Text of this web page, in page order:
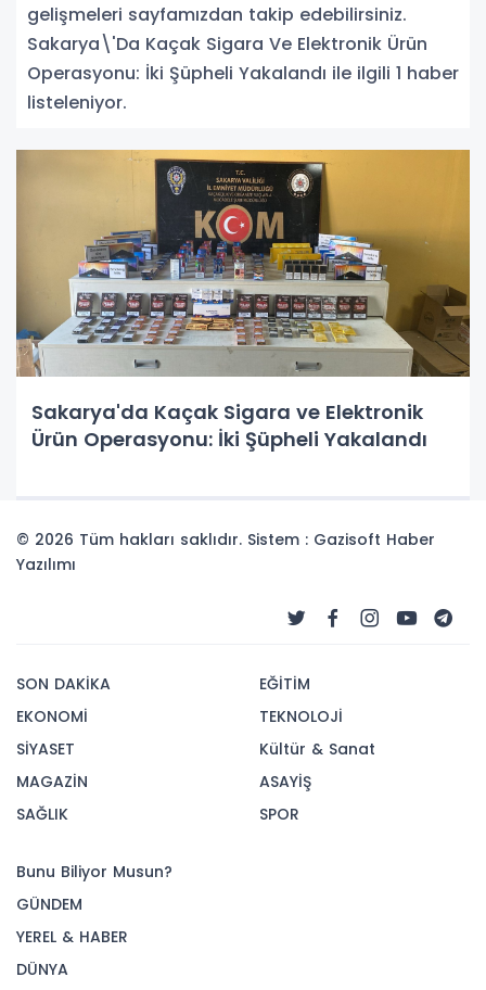
gelişmeleri sayfamızdan takip edebilirsiniz.
Sakarya\'Da Kaçak Sigara Ve Elektronik Ürün
Operasyonu: İki Şüpheli Yakalandı ile ilgili 1 haber
listeleniyor.
Sakarya'da Kaçak Sigara ve Elektronik
Ürün Operasyonu: İki Şüpheli Yakalandı
© 2026 Tüm hakları saklıdır. Sistem : Gazisoft Haber
Yazılımı
SON DAKİKA
EKONOMİ
SİYASET
MAGAZİN
SAĞLIK
EĞİTİM
TEKNOLOJİ
Kültür & Sanat
ASAYİŞ
SPOR
Bunu Biliyor Musun?
GÜNDEM
YEREL & HABER
DÜNYA